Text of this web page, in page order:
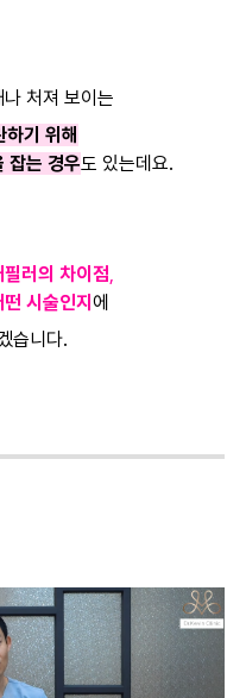
처져 보이는
하기 위해
잡는 경우도 있는데요.
러의 차이점
시술인지 에
습니다.